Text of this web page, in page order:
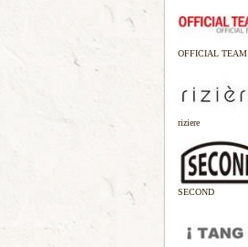
OFFICIAL TEAM
riziere
SECOND